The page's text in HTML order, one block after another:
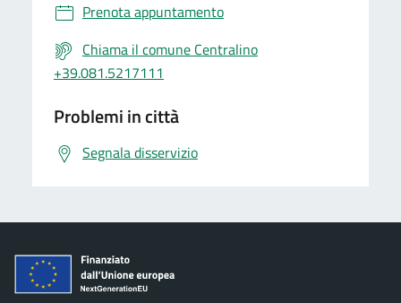
Prenota appuntamento
Chiama il comune Centralino
+39.081.5217111
Problemi in città
Segnala disservizio